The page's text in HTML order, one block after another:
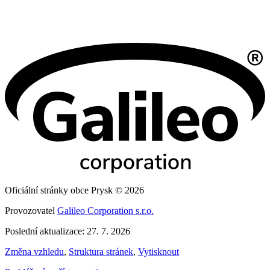
Oficiální stránky obce Prysk © 2026
Provozovatel Galileo Corporation s.r.o.
Poslední aktualizace: 27. 7. 2026
Změna vzhledu, Struktura stránek, Vytisknout